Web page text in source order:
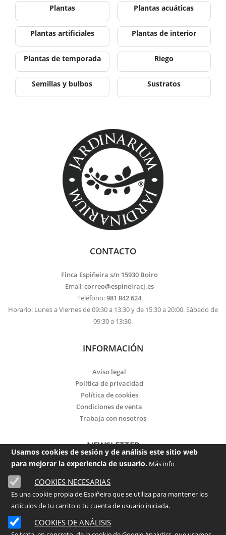
Plantas Plantas acuáticas
Plantas artificiales Plantas de interior
Plantas de temporada Riego
Semillas y bulbos Sustratos
CONTACTO
Finca Espiñeira s/n 15930 Boiro
Email:correo@espineiracj.es
Teléfono:981 842 624
Horario: Lunes a Viernes de 09:30 a 13:30 y de 15:30 a 20:00. Sábado de
09:30 a 13:30.
INFORMACIÓN
Aviso legal
Política de privacidad
Política de cookies
Condiciones de venta
Trabaja con nosotros
NEWSLETTER
Email
He leído y acepto lapolítica de privacidad
Usamos cookies de sesión y de análisis este sitio web
para mejorar la experiencia de usuario. Más info
COOKIES NECESARIAS
Es una cookie propia de Espiñeira que se utiliza para mantener los
artículos de tu carrito o tu cuenta de usuario iniciada.
COOKIES DE ANÁLISIS